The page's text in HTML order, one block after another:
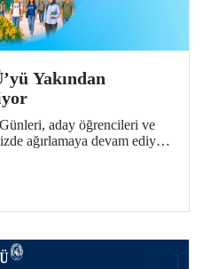
Yakından
aday öğrencileri ve
ağırlamaya devam ediyor.
bilgi vermeye devam